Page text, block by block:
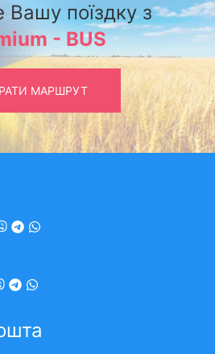
Вашу поїздку з
- BUS
МАРШРУТ